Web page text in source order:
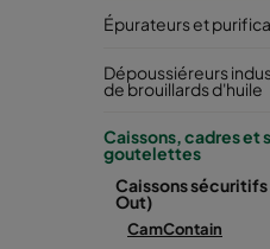
Épurateurs et
Dépoussiéreurs
de brouillards d'huile
Caissons, cadres et
goutelettes
Caissons sécuritifs
Out)
CamContain